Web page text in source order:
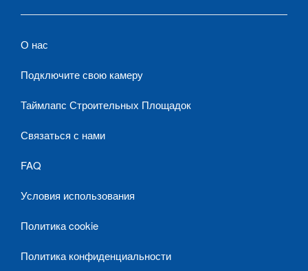
О нас
Подключите свою камеру
Таймлапс Строительных Площадок
Связаться с нами
FAQ
Условия использования
Политика cookie
Политика конфиденциальности